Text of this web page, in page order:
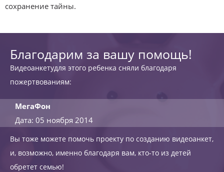
сохранение тайны.
Благодарим за вашу помощь!
Видеоанкетудля этого ребенка сняли благодаря
пожертвованиям:
МегаФон
Дата: 05 ноября 2014
Вы тоже можете помочь проекту по созданию видеоанкет,
и, возможно, именно благодаря вам, кто-то из детей
обретет семью!